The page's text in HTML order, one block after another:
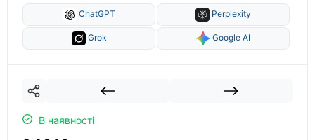
ChatGPT Perplexity
Grok Google AI
В наявності